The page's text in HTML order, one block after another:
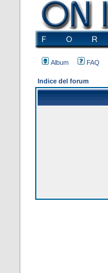
Album FAQ
Indice del forum